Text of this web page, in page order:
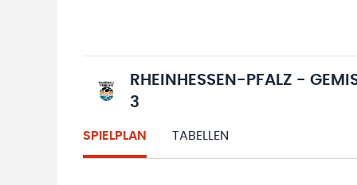
RHEINHESSEN-PFALZ -
3
SPIELPLAN TABELLEN